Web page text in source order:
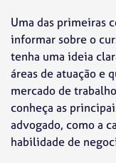
Uma das primeiras
informar sobre o
tenha uma ideia
áreas de atuação e
mercado de
conheça as
advogado, como a
habilidade de